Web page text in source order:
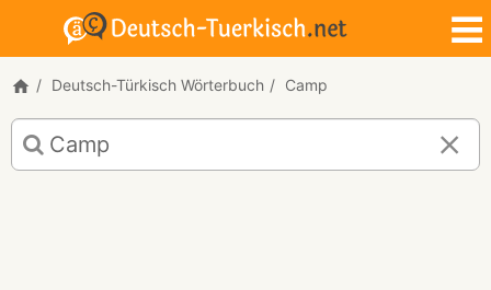
Deutsch-Türkisch Wörterbuch Camp
Deutsch-
Türkisch
Übersetzung